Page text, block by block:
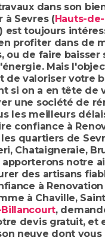
dans son
à Sevres (Hauts-
est toujours
profiter dans de
ou de faire baisser
Mais
de valoriser votre
si on a en tête de
une société de
les meilleurs
confiance à
quartiers de
Chataigneraie,
apporterons notre
des artisans
à Renovation
à Chaville,
,
devis gratuit, et
neuve dont vous